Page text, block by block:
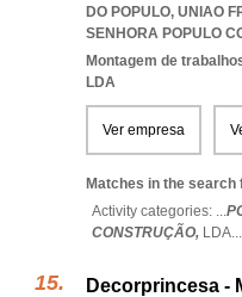
DO POPULO, UNIAO
SENHORA POPULO
Montagem de
LDA
Ver empresa
Matches in the search
Activity categories: ...
CONSTRUÇÃO, LDA...
Decorprincesa -